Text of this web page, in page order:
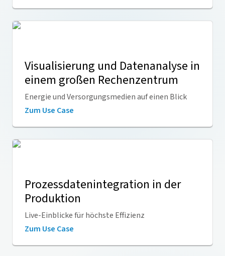
Visualisierung und Datenanalyse in
einem großen Rechenzentrum
Energie und Versorgungsmedien auf einen Blick
Zum Use Case
Prozessdatenintegration in der
Produktion
Live-Einblicke für höchste Effizienz
Zum Use Case